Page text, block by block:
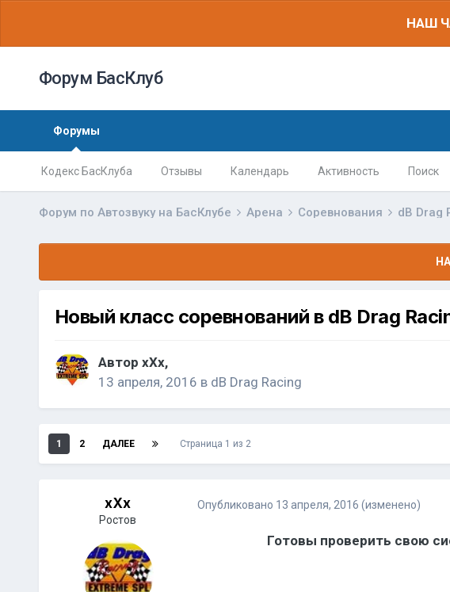
НАШ
Форум БасКлуб
Форумы
Кодекс БасКлуба Отзывы Календарь Активность Поиск
Форум по Автозвуку на БасКлубе Арена Соревнования dB Drag
Новый класс соревнований в dB Drag
Автор xXx,
13 апреля, 2016 в dB Drag Racing
1 2 ДАЛЕЕ Страница 1 из 2
xXx
Ростов
Опубликовано 13 апреля, 2016 (изменено)
Готовы проверить свою